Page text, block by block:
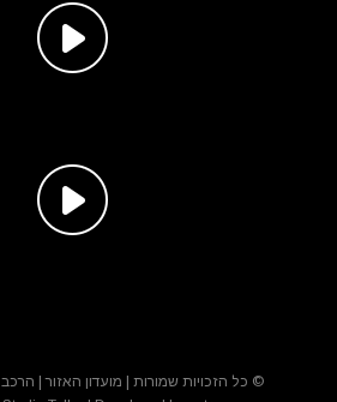
© כל הזכויות שמורות | מועדון האזור | הרכב 13, תל-אביב 67771